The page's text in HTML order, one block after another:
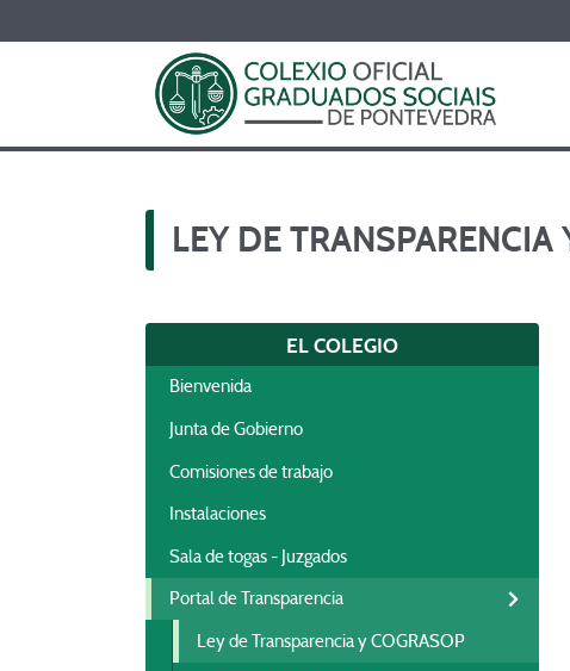
LEY DE TRANSPARENCIA
EL COLEGIO
Bienvenida
Junta de Gobierno
Comisiones de trabajo
Instalaciones
Sala de togas - Juzgados
Portal de Transparencia

Ley de Transparencia y COGRASOP